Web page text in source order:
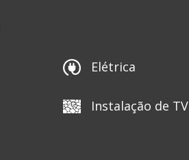
Elétrica
Instalação de TV